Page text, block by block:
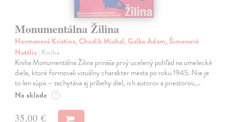
Monumentálna Žilina
Hermanová Kristína, Chudík Michal, Galko Adam, Šimonová
Natália| Kniha
Kniha Monumentálna Žilina prináša prvý ucelený pohľad na umelecké
diela, ktoré formovali vizuálny charakter mesta po roku 1945. Nie je
to len súpis – zachytáva aj príbehy diel, ich autorov a priestorov,…
Na sklade ?
35,00 €